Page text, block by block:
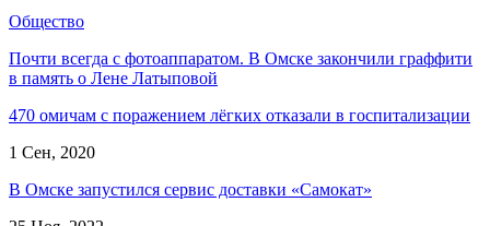
Общество
Почти всегда с фотоаппаратом. В Омске закончили граффити
в память о Лене Латыповой
470 омичам с поражением лёгких отказали в госпитализации
1 Сен, 2020
В Омске запустился сервис доставки «Самокат»